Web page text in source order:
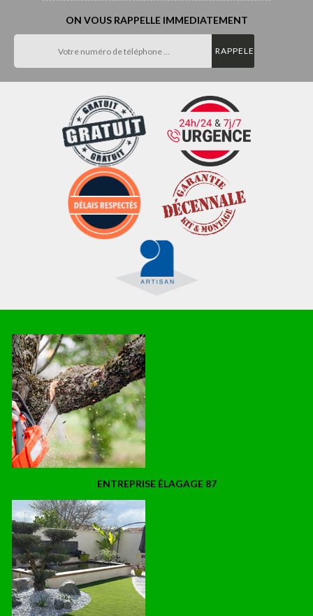
ON VOUS RAPPELLE IMMEDIATEMENT
ENTREPRISE ÉLAGAGE 87